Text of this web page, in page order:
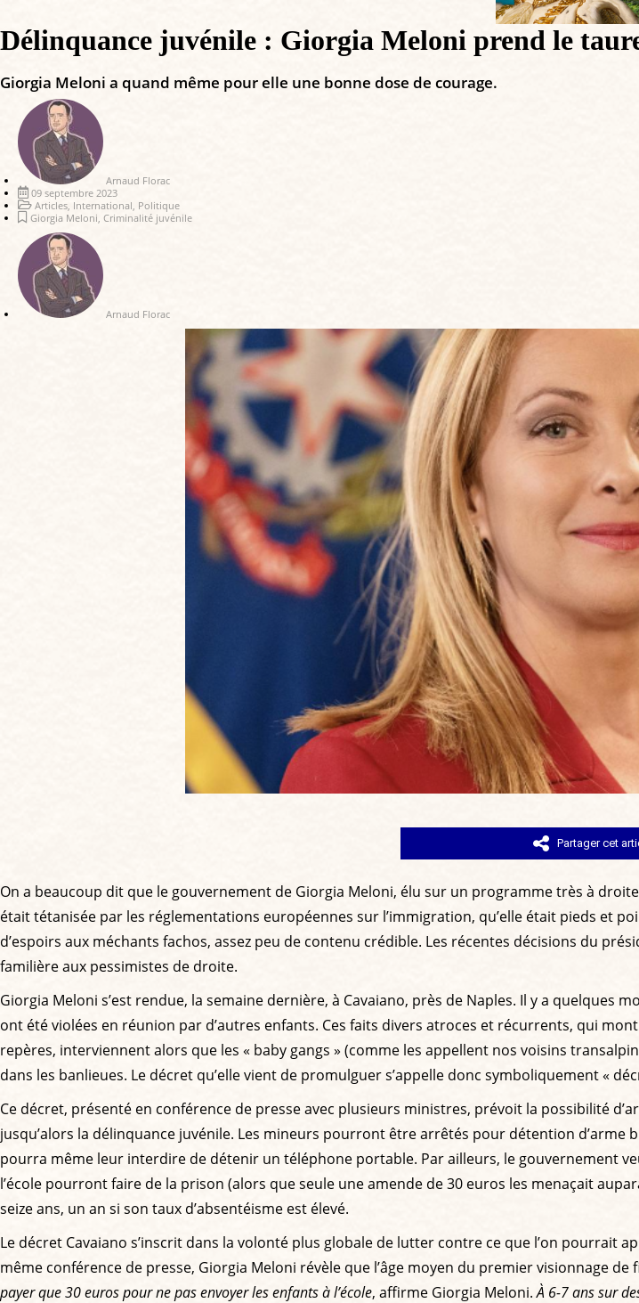
Délinquance juvénile : Giorgia Meloni prend le
Giorgia Meloni a quand même pour elle une bonne dose de courage.
Arnaud Florac
09 septembre 2023
Articles International Politique
Giorgia Meloni Criminalité juvénile
Arnaud Florac
Partager cet
On a beaucoup dit que le gouvernement de Giorgia Meloni, élu sur un programme très à
était tétanisée par les réglementations européennes sur l’immigration, qu’elle était pieds et
d’espoirs aux méchants fachos, assez peu de contenu crédible. Les récentes décisions du
familière aux pessimistes de droite.
Giorgia Meloni s’est rendue, la semaine dernière, à Cavaiano, près de Naples. Il y a quelques
ont été violées en réunion par d’autres enfants. Ces faits divers atroces et récurrents, qui
repères, interviennent alors que les « baby gangs » (comme les appellent nos voisins
dans les banlieues. Le décret qu’elle vient de promulguer s’appelle donc symboliquement «
Ce décret, présenté en conférence de presse avec plusieurs ministres, prévoit la possibilité
jusqu’alors la délinquance juvénile. Les mineurs pourront être arrêtés pour détention d’arme
pourra même leur interdire de détenir un téléphone portable. Par ailleurs, le gouvernement
l’école pourront faire de la prison (alors que seule une amende de 30 euros les menaçait
seize ans, un an si son taux d’absentéisme est élevé.
Le décret Cavaiano s’inscrit dans la volonté plus globale de lutter contre ce que l’on pourrait
même conférence de presse, Giorgia Meloni révèle que l’âge moyen du premier visionnage
payer que 30 euros pour ne pas envoyer les enfants à l’école, affirme Giorgia Meloni.À 6-7 ans sur